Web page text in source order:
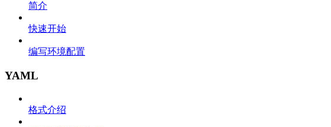
简介
快速开始
编写环境配置
YAML
格式介绍